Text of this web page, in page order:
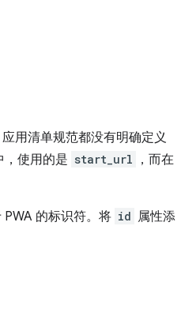
用清单规范都没有明确定义
，使用的是 start_url
，而在
的标识符。将 id 属性添